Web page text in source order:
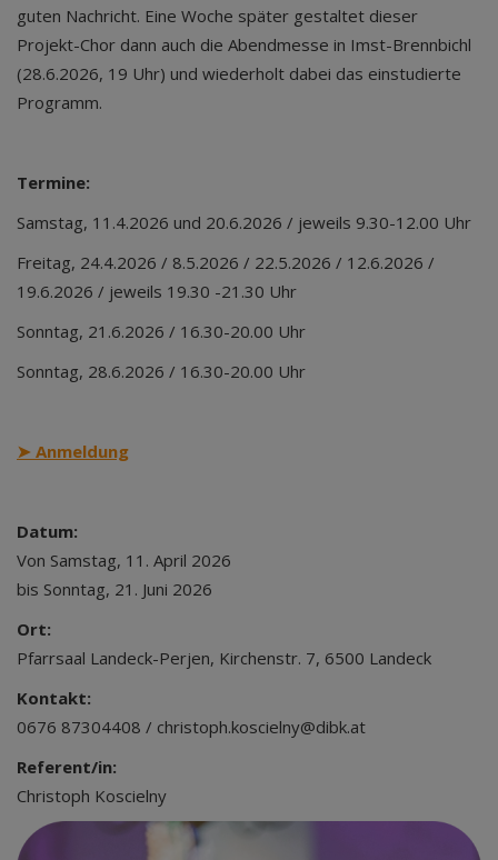
guten Nachricht. Eine Woche später gestaltet dieser
Projekt-Chor dann auch die Abendmesse in Imst-Brennbichl
(28.6.2026, 19 Uhr) und wiederholt dabei das einstudierte
Programm.
Termine:
Samstag, 11.4.2026 und 20.6.2026 / jeweils 9.30-12.00 Uhr
Freitag, 24.4.2026 / 8.5.2026 / 22.5.2026 / 12.6.2026 /
19.6.2026 / jeweils 19.30 -21.30 Uhr
Sonntag, 21.6.2026 / 16.30-20.00 Uhr
Sonntag, 28.6.2026 / 16.30-20.00 Uhr
➤ Anmeldung
Datum:
Von Samstag, 11. April 2026
bis Sonntag, 21. Juni 2026
Ort:
Pfarrsaal Landeck-Perjen, Kirchenstr. 7, 6500 Landeck
Kontakt:
0676 87304408 / christoph.koscielny@dibk.at
Referent/in:
Christoph Koscielny